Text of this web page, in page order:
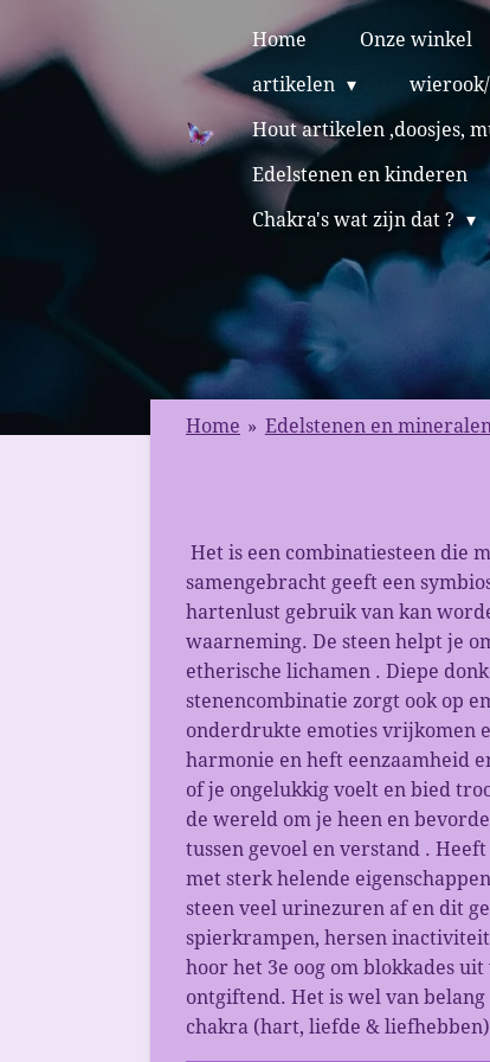
direct
naar
hoofdinhoud
Home Onze winkel
artikelen
Hout artikelen ,doosjes,
Edelstenen en kinderen
Chakra's wat zijn dat ?
Home » Edelstenen en mineralen
Het is een combinatiesteen die
samengebracht geeft een
hartenlust gebruik van kan
waarneming. De steen helpt je
etherische lichamen . Diepe
stenencombinatie zorgt ook op
onderdrukte emoties vrijkomen
harmonie en heft eenzaamheid
of je ongelukkig voelt en bied
de wereld om je heen en
tussen gevoel en verstand .
met sterk helende
steen veel urinezuren af en dit
spierkrampen, hersen
hoor het 3e oog om blokkades
ontgiftend. Het is wel van
chakra (hart, liefde &